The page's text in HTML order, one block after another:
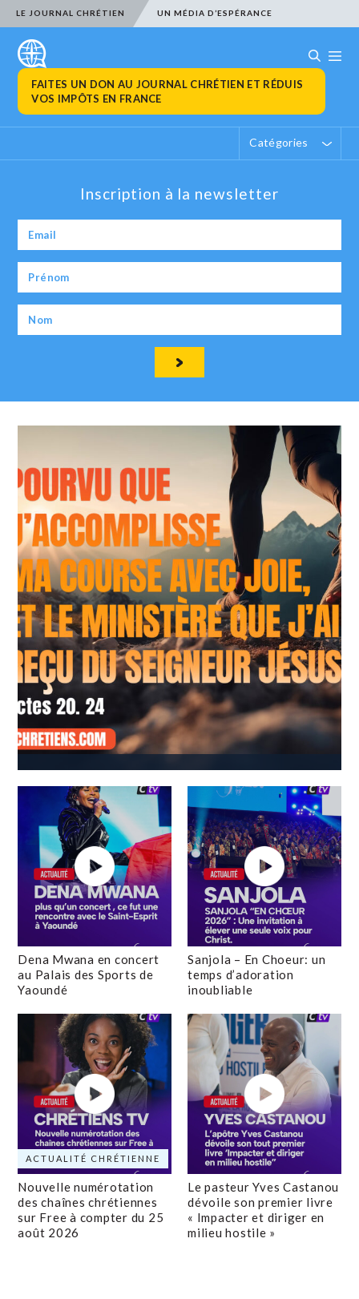
LE JOURNAL CHRÉTIEN UN MÉDIA D’ESPÉRANCE
FAITES UN DON AU JOURNAL CHRÉTIEN ET RÉDUIS
VOS IMPÔTS EN FRANCE
Catégories
Inscription à la newsletter
Dena Mwana en concert
au Palais des Sports de
Yaoundé
Sanjola – En Choeur: un
temps d’adoration
inoubliable
ACTUALITÉ CHRÉTIENNE
Nouvelle numérotation
des chaînes chrétiennes
sur Free à compter du 25
août 2026
Le pasteur Yves Castanou
dévoile son premier livre
« Impacter et diriger en
milieu hostile »